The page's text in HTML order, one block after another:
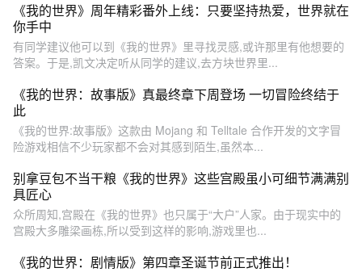
《我的世界》周年精彩番外上线：只要坚持热爱，世界就在
你手中
有同学建议他可以到《我的世界》里寻找灵感,或许那里有他想要的
答案。于是,凯文决定听从同学的建议,去方块世界里...
《我的世界：故事版》真最终章下周登场 一切冒险终结于
此
《我的世界:故事版》这款由 Mojang 和 Telltale 合作开发的文字冒
险游戏相信不少玩家都不会对其感到陌生,虽然本...
别拿豆包不当干粮《我的世界》这些宫殿虽小可细节满满别
具匠心
众所周知,宫殿在《我的世界》也只属于“大户”人家。由于现实中的
宫殿大多雕梁画栋,所以受到这样的影响,游戏里也...
《我的世界：剧情版》第四章圣诞节前正式推出！